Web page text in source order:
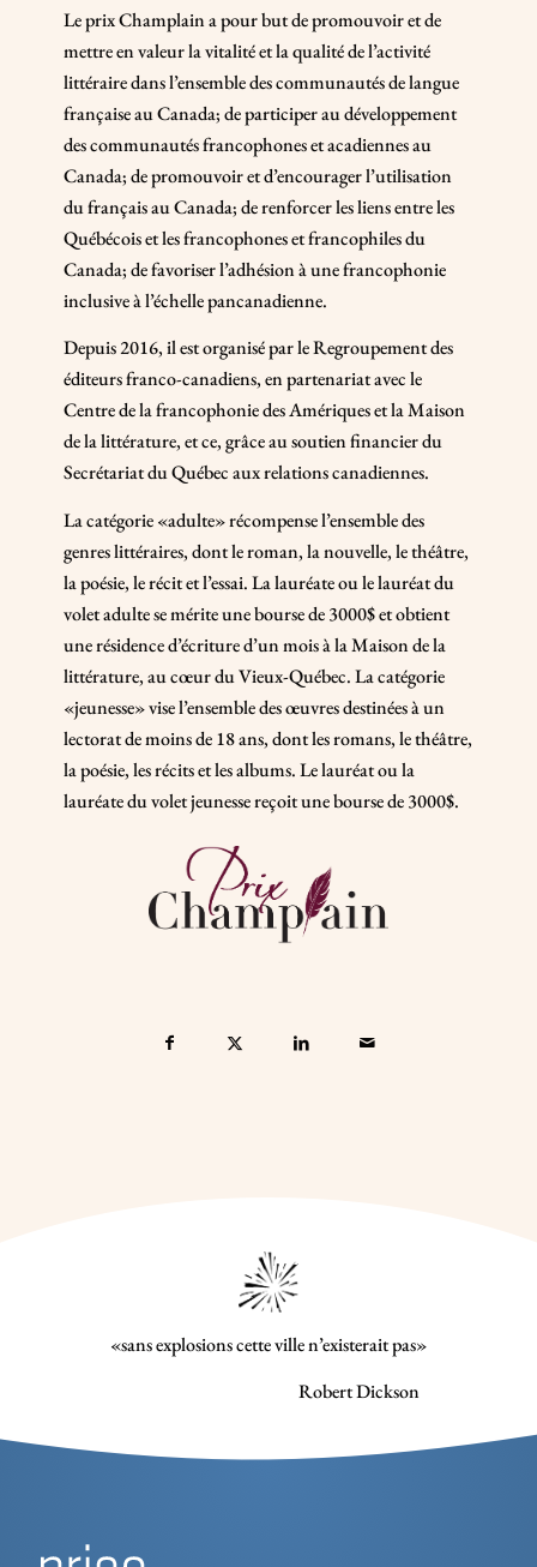
Le prix Champlain a pour but de promouvoir et de
mettre en valeur la vitalité et la qualité de l’activité
littéraire dans l’ensemble des communautés de langue
française au Canada; de participer au développement
des communautés francophones et acadiennes au
Canada; de promouvoir et d’encourager l’utilisation
du français au Canada; de renforcer les liens entre les
Québécois et les francophones et francophiles du
Canada; de favoriser l’adhésion à une francophonie
inclusive à l’échelle pancanadienne.
Depuis 2016, il est organisé par le Regroupement des
éditeurs franco-canadiens, en partenariat avec le
Centre de la francophonie des Amériques et la Maison
de la littérature, et ce, grâce au soutien financier du
Secrétariat du Québec aux relations canadiennes.
La catégorie «adulte» récompense l’ensemble des
genres littéraires, dont le roman, la nouvelle, le théâtre,
la poésie, le récit et l’essai. La lauréate ou le lauréat du
volet adulte se mérite une bourse de 3000$ et obtient
une résidence d’écriture d’un mois à la Maison de la
littérature, au cœur du Vieux-Québec. La catégorie
«jeunesse» vise l’ensemble des œuvres destinées à un
lectorat de moins de 18 ans, dont les romans, le théâtre,
la poésie, les récits et les albums. Le lauréat ou la
lauréate du volet jeunesse reçoit une bourse de 3000$.
«sans explosions cette ville n’existerait pas»
Robert Dickson